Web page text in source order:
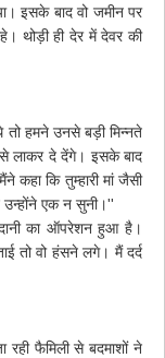
इसके बाद वो जमीन पर
थोड़ी ही देर में देवर की
तो हमने उनसे बड़ी मिन्नते
लाकर दे देंगे। इसके बाद
कहा कि तुम्हारी मां जैसी
एक न सुनी।''
का ऑपरेशन हुआ है।
तो वो हंसने लगे। मैं दर्द
फैमिली से बदमाशों ने